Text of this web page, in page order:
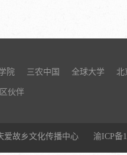
院 三农中国 全球大学 北
伙伴
爱故乡文化传播中心 渝ICP备